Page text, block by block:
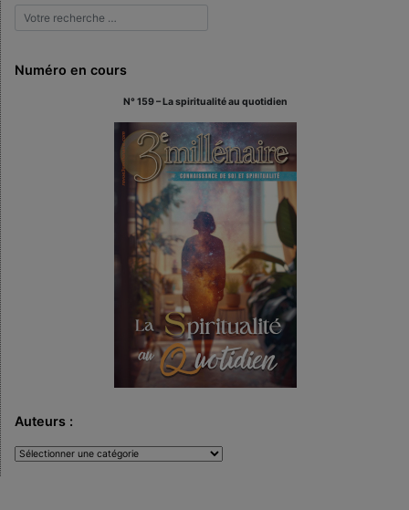
Numéro en cours
N° 159 – La spiritualité au quotidien
Auteurs :
Auteurs